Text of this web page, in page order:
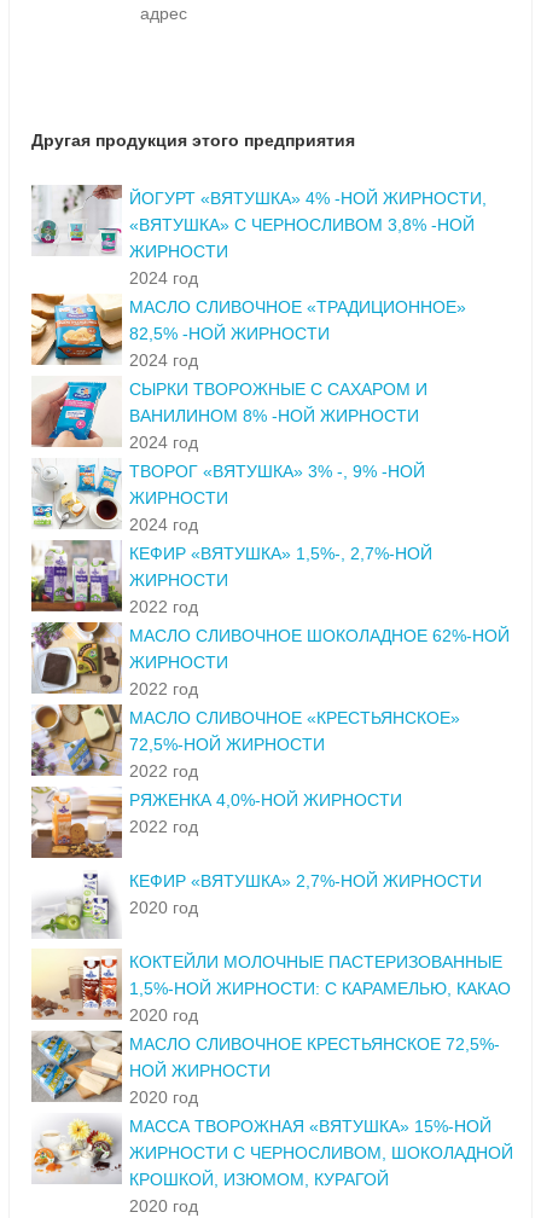
адрес
Другая продукция этого предприятия
ЙОГУРТ «ВЯТУШКА» 4% -НОЙ ЖИРНОСТИ,
«ВЯТУШКА» С ЧЕРНОСЛИВОМ 3,8% -НОЙ
ЖИРНОСТИ
2024 год
МАСЛО СЛИВОЧНОЕ «ТРАДИЦИОННОЕ»
82,5% -НОЙ ЖИРНОСТИ
2024 год
СЫРКИ ТВОРОЖНЫЕ С САХАРОМ И
ВАНИЛИНОМ 8% -НОЙ ЖИРНОСТИ
2024 год
ТВОРОГ «ВЯТУШКА» 3% -, 9% -НОЙ
ЖИРНОСТИ
2024 год
КЕФИР «ВЯТУШКА» 1,5%-, 2,7%-НОЙ
ЖИРНОСТИ
2022 год
МАСЛО СЛИВОЧНОЕ ШОКОЛАДНОЕ 62%-НОЙ
ЖИРНОСТИ
2022 год
МАСЛО СЛИВОЧНОЕ «КРЕСТЬЯНСКОЕ»
72,5%-НОЙ ЖИРНОСТИ
2022 год
РЯЖЕНКА 4,0%-НОЙ ЖИРНОСТИ
2022 год
КЕФИР «ВЯТУШКА» 2,7%-НОЙ ЖИРНОСТИ
2020 год
КОКТЕЙЛИ МОЛОЧНЫЕ ПАСТЕРИЗОВАННЫЕ
1,5%-НОЙ ЖИРНОСТИ: С КАРАМЕЛЬЮ, КАКАО
2020 год
МАСЛО СЛИВОЧНОЕ КРЕСТЬЯНСКОЕ 72,5%-
НОЙ ЖИРНОСТИ
2020 год
МАССА ТВОРОЖНАЯ «ВЯТУШКА» 15%-НОЙ
ЖИРНОСТИ С ЧЕРНОСЛИВОМ, ШОКОЛАДНОЙ
КРОШКОЙ, ИЗЮМОМ, КУРАГОЙ
2020 год